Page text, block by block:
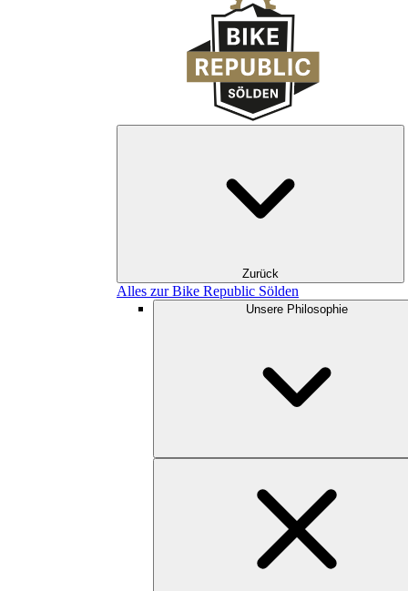
Zurück
Alles zur Bike Republic Sölden
Unsere Philosophie